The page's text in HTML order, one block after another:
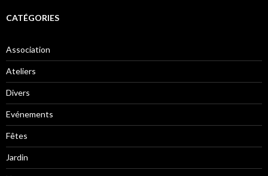
CATÉGORIES
Association
Ateliers
Divers
Evénements
Fêtes
Jardin